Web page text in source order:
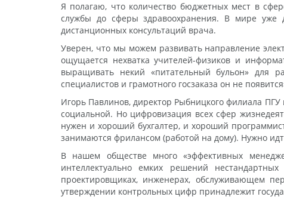
Я полагаю, что количество бюджетных мест в
службы до сферы здравоохранения. В мире уже
дистанционных консультаций врача.
Уверен, что мы можем развивать направление
ощущается нехватка учителей-физиков и
выращивать некий «питательный бульон» для
специалистов и грамотного госзаказа он не
Игорь Павлинов, директор Рыбницкого филиала
социальной. Но цифровизация всех сфер
нужен и хороший бухгалтер, и хороший
занимаются фрилансом (работой на дому). Нужно
В нашем обществе много «эффективных
интеллектуально емких решений
проектировщиках, инженерах, обслуживающем
утверждении контрольных цифр принадлежит